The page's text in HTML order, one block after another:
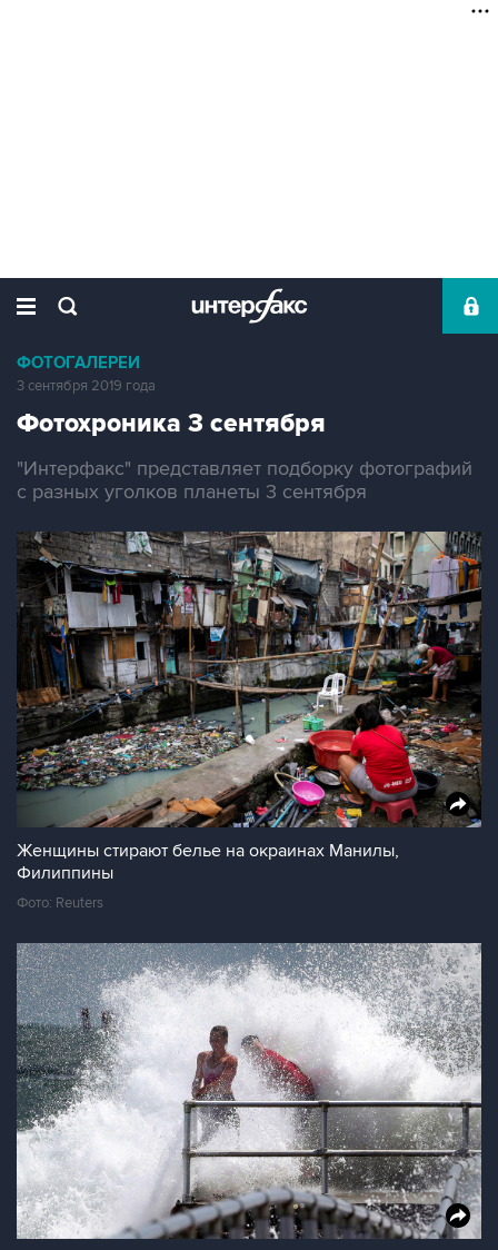
ФОТОГАЛЕРЕИ
3 сентября 2019 года
Фотохроника 3 сентября
"Интерфакс" представляет подборку фотографий
с разных уголков планеты 3 сентября
Женщины стирают белье на окраинах Манилы,
Филиппины
Фото: Reuters